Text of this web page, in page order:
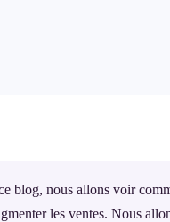
blog, nous allons voir
les ventes. Nous